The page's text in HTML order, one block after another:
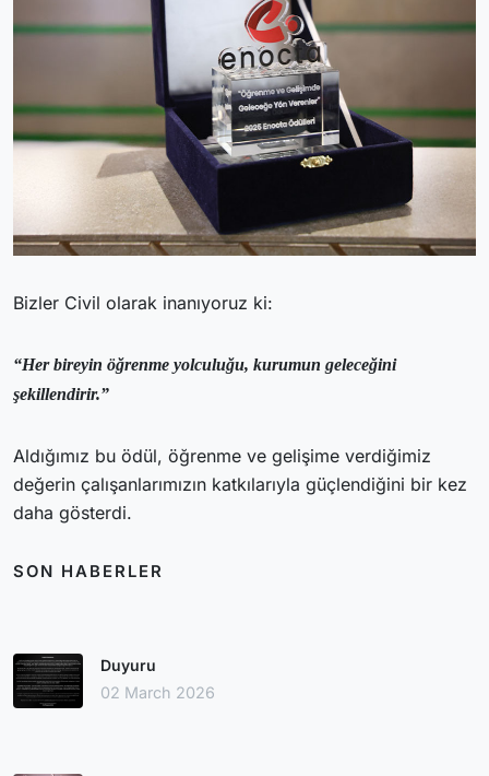
Bizler Civil olarak inanıyoruz ki:
“Her bireyin öğrenme yolculuğu, kurumun geleceğini
şekillendirir.”
Aldığımız bu ödül, öğrenme ve gelişime verdiğimiz
değerin çalışanlarımızın katkılarıyla güçlendiğini bir kez
daha gösterdi.
SON HABERLER
Duyuru
02 March 2026